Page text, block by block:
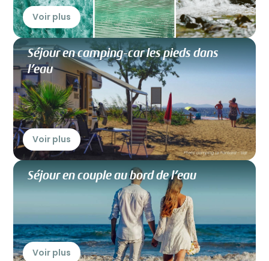
Voir plus
Séjour en camping-car les pieds dans
l’eau
Voir plus
Séjour en couple au bord de l’eau
Voir plus